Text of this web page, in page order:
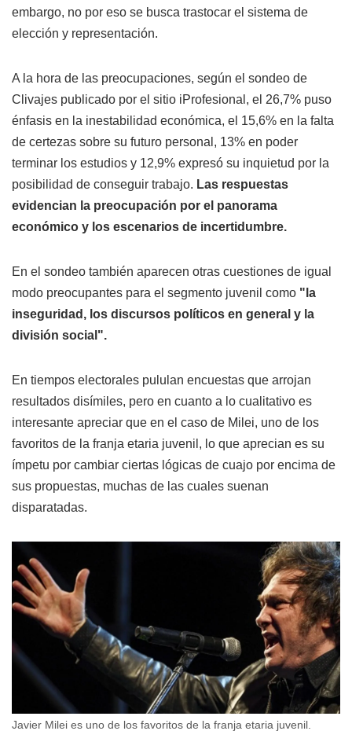
embargo, no por eso se busca trastocar el sistema de
elección y representación.
A la hora de las preocupaciones, según el sondeo de
Clivajes publicado por el sitio iProfesional, el 26,7% puso
énfasis en la inestabilidad económica, el 15,6% en la falta
de certezas sobre su futuro personal, 13% en poder
terminar los estudios y 12,9% expresó su inquietud por la
posibilidad de conseguir trabajo. Las respuestas
evidencian la preocupación por el panorama
económico y los escenarios de incertidumbre.
En el sondeo también aparecen otras cuestiones de igual
modo preocupantes para el segmento juvenil como "la
inseguridad, los discursos políticos en general y la
división social".
En tiempos electorales pululan encuestas que arrojan
resultados disímiles, pero en cuanto a lo cualitativo es
interesante apreciar que en el caso de Milei, uno de los
favoritos de la franja etaria juvenil, lo que aprecian es su
ímpetu por cambiar ciertas lógicas de cuajo por encima de
sus propuestas, muchas de las cuales suenan
disparatadas.
Javier Milei es uno de los favoritos de la franja etaria juvenil.